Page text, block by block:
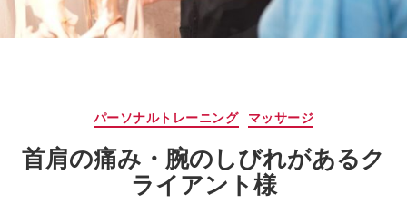
サ
ー
が
行
カ
ゴ
リ
ー
パーソナルトレーニング マッサージ
首肩の痛み・腕のしびれがあるク
ライアント様